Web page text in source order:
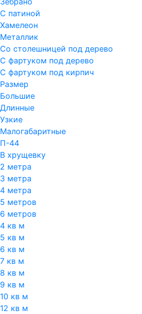
С патиной
Хамелеон
Металлик
Со столешницей под дерево
С фартуком под дерево
С фартуком под кирпич
Размер
Большие
Длинные
Узкие
Малогабаритные
П-44
В хрущевку
2 метра
3 метра
4 метра
5 метров
6 метров
4 кв м
5 кв м
6 кв м
7 кв м
8 кв м
9 кв м
10 кв м
12 кв м